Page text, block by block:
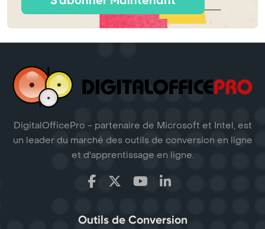
DigitalOfficePro - partenaire de Microsoft et Intel, est
un leader du marché des outils de conversion en ligne
et d'apprentissage en ligne.
Outils de Conversion